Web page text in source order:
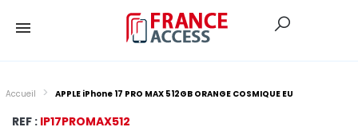
Accueil APPLE iPhone 17 PRO MAX 512GB ORANGE COSMIQUE EU
REF : IP17PROMAX512